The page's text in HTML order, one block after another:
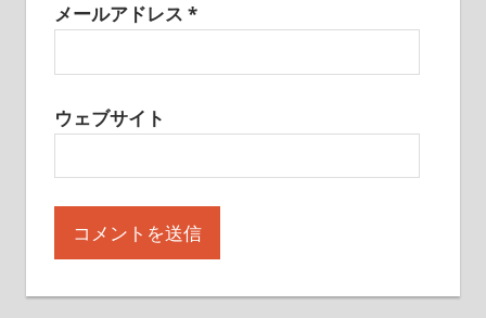
メールアドレス *
ウェブサイト